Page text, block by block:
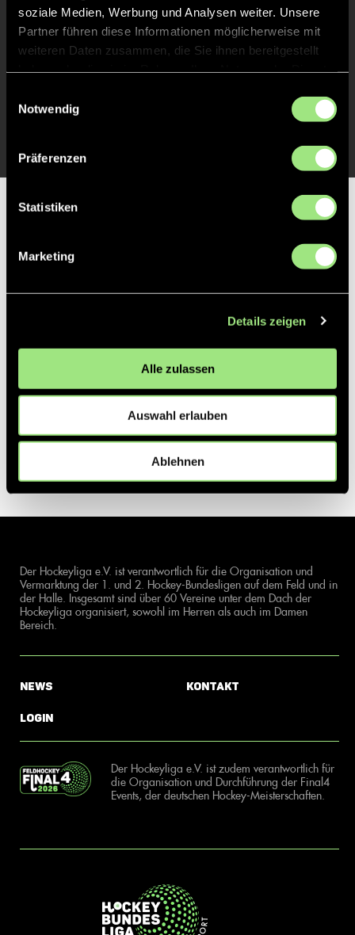
soziale Medien, Werbung und Analysen weiter. Unsere
Partner führen diese Informationen möglicherweise mit
weiteren Daten zusammen, die Sie ihnen bereitgestellt
Notwendig
Präferenzen
Statistiken
Marketing
Details zeigen
Alle zulassen
Auswahl erlauben
Ablehnen
Partner
Der Hockeyliga e.V. ist verantwortlich für die Organisation und
Vermarktung der 1. und 2. Hockey-Bundesligen auf dem Feld und in
der Halle. Insgesamt sind über 60 Vereine unter dem Dach der
Hockeyliga organisiert, sowohl im Herren als auch im Damen
Bereich.
News
Login
Kontakt
Der Hockeyliga e.V. ist zudem verantwortlich für
die Organisation und Durchführung der Final4
Events, der deutschen Hockey-Meisterschaften.